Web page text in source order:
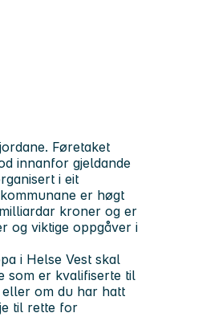
Føretaket
innanfor gjeldande
i eit
er høgt
kroner og er
og viktige oppgåver i
i Helse Vest skal
som er kvalifiserte til
om du har hatt
til rette for